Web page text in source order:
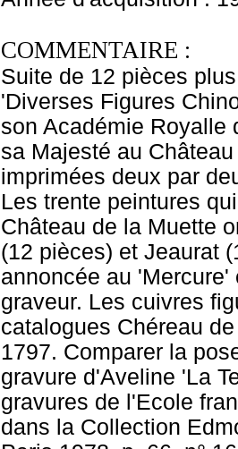
COMMENTAIRE :
Suite de 12 pièces
'Diverses Figures
son Académie Royalle
sa Majesté au
imprimées deux par
Les trente peintures
Château de la Muette
(12 pièces) et Jeaurat
annoncée au
graveur. Les cuivres
catalogues Chéreau
1797. Comparer la
gravure d'Aveline 'La
gravures de l'Ecole
dans la Collection